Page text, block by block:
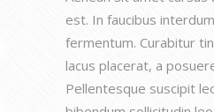
est. In faucibus
fermentum. Curabitur
lacus placerat, a
Pellentesque suscipit